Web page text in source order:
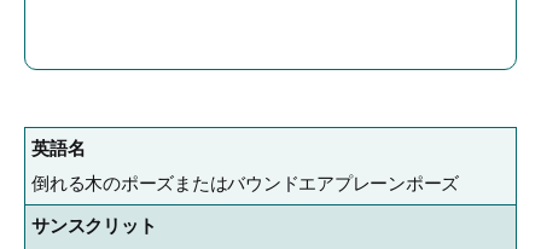
英語名
倒れる木のポーズまたはバウンドエアプレーンポーズ
サンスクリット